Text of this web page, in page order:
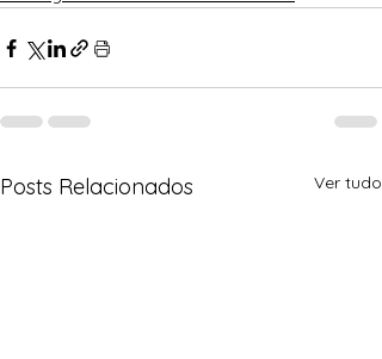
Posts Relacionados Ver tudo